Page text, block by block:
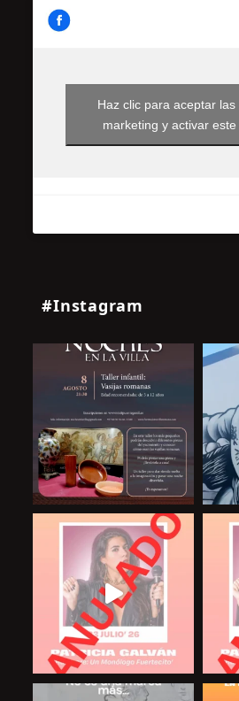
Haz clic para aceptar las
marketing y activar
#Instagram